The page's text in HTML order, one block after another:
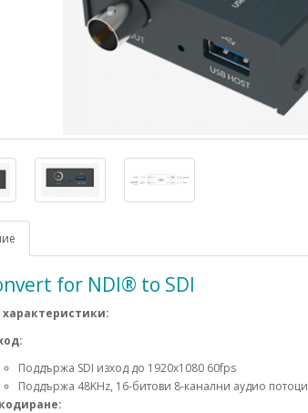
for NDI® to SDI
Поддържа SDI изход до 1920x1080 60fps
Поддържа 48KHz, 16-битови 8-канални аудио потоци